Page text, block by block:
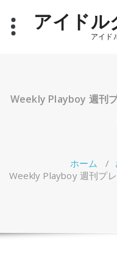
アイドル
アイド
Weekly Playboy 週刊
ホーム /
Weekly Playboy 週刊プ